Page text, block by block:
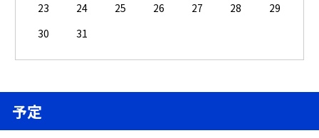
23
24 25 26 27 28
29
30
31
予定